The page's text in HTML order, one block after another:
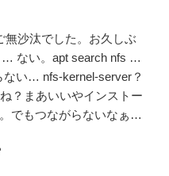
無沙汰でした。お久しぶ
… ない。apt search nfs …
い… nfs-kernel-server？
？まあいいやインストー
でもつながらないなぁ…